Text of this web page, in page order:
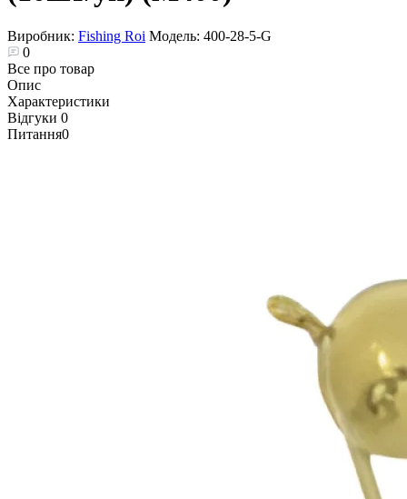
Виробник: Fishing Roi Модель: 400-28-5-G
0
Все про товар
Опис
Характеристики
Відгуки 0
Питання0